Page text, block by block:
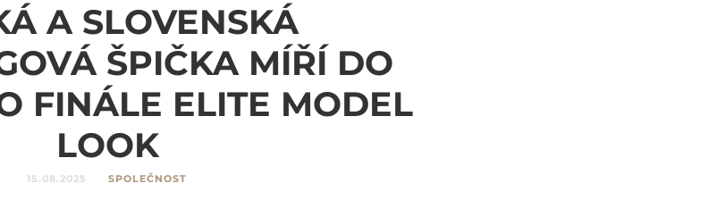
A SLOVENSKÁ
ŠPIČKA MÍŘÍ DO
FINÁLE ELITE MODEL
LOOK
15.08.2025 SPOLEČNOST